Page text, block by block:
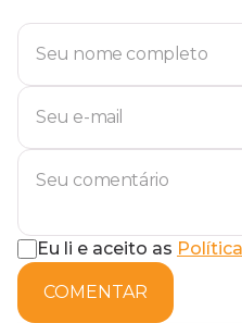
Eu li e aceito as
COMENTAR